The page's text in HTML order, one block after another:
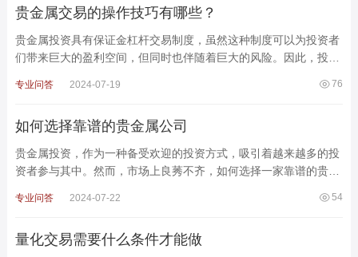
贵金属交易的操作技巧有哪些？
贵金属投资具有保证金杠杆交易制度，虽然这种制度可以为投资者
们带来巨大的盈利空间，但同时也伴随着巨大的风险。因此，投资
76
专业问答 2024-07-19
如何选择靠谱的贵金属公司
贵金属投资，作为一种备受欢迎的投资方式，吸引着越来越多的投
资者参与其中。然而，市场上良莠不齐，如何选择一家靠谱的贵金
54
专业问答 2024-07-22
量化交易需要什么条件才能做